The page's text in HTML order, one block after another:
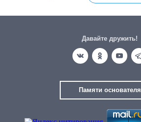
Давайте дружить!
Памяти основателя